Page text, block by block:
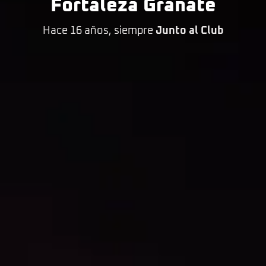
Fortaleza Granate
Hace 16 años, siempre Junto al Club